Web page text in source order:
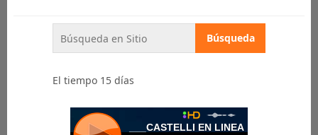
El tiempo 15 días